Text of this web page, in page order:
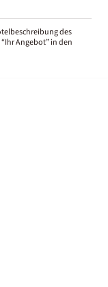
des
Angebot” in den